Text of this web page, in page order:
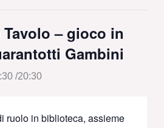
– gioco in
Gambini
/20:30
ruolo in biblioteca, assieme